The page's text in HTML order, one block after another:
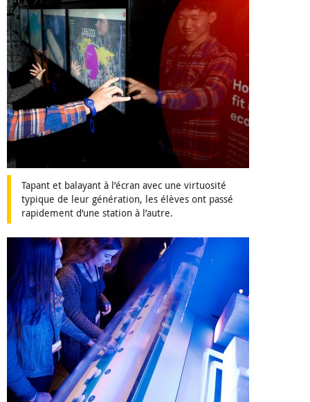
Tapant et balayant à l’écran avec une virtuosité
typique de leur génération, les élèves ont passé
rapidement d’une station à l’autre.